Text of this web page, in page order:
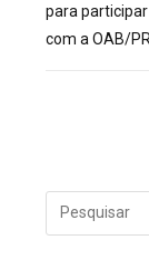
para
com a OAB/